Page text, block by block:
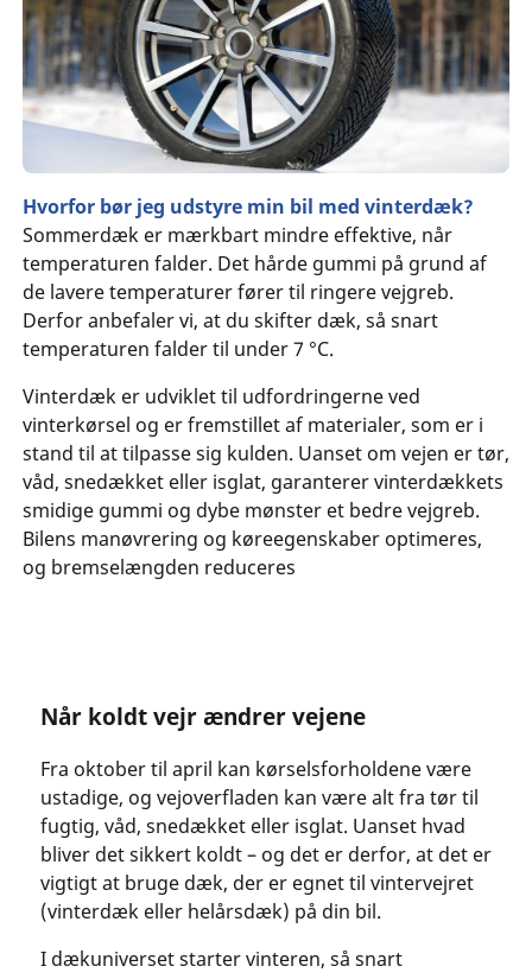
Hvorfor bør jeg udstyre min bil med vinterdæk?
Sommerdæk er mærkbart mindre effektive, når
temperaturen falder. Det hårde gummi på grund af
de lavere temperaturer fører til ringere vejgreb.
Derfor anbefaler vi, at du skifter dæk, så snart
temperaturen falder til under 7 °C.
Vinterdæk er udviklet til udfordringerne ved
vinterkørsel og er fremstillet af materialer, som er i
stand til at tilpasse sig kulden. Uanset om vejen er tør,
våd, snedækket eller isglat, garanterer vinterdækkets
smidige gummi og dybe mønster et bedre vejgreb.
Bilens manøvrering og køreegenskaber optimeres,
og bremselængden reduceres
Når koldt vejr ændrer vejene
Fra oktober til april kan kørselsforholdene være
ustadige, og vejoverfladen kan være alt fra tør til
fugtig, våd, snedækket eller isglat. Uanset hvad
bliver det sikkert koldt – og det er derfor, at det er
vigtigt at bruge dæk, der er egnet til vintervejret
(vinterdæk eller helårsdæk) på din bil.
I dækuniverset starter vinteren, så snart